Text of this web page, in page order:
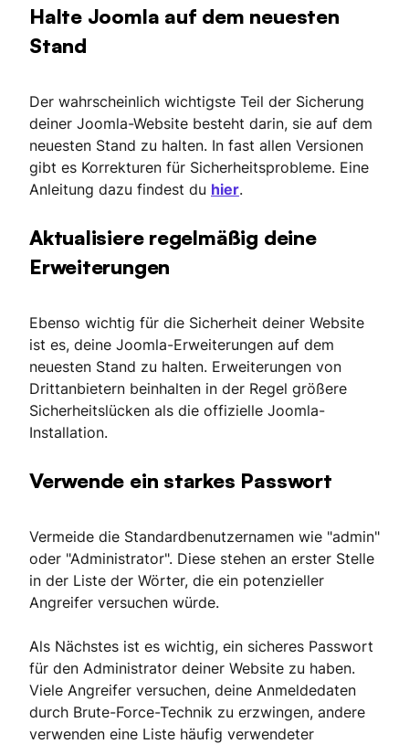
Halte Joomla auf dem neuesten
Stand
Der wahrscheinlich wichtigste Teil der Sicherung
deiner Joomla-Website besteht darin, sie auf dem
neuesten Stand zu halten. In fast allen Versionen
gibt es Korrekturen für Sicherheitsprobleme. Eine
Anleitung dazu findest du hier.
Aktualisiere regelmäßig deine
Erweiterungen
Ebenso wichtig für die Sicherheit deiner Website
ist es, deine Joomla-Erweiterungen auf dem
neuesten Stand zu halten. Erweiterungen von
Drittanbietern beinhalten in der Regel größere
Sicherheitslücken als die offizielle Joomla-
Installation.
Verwende ein starkes Passwort
Vermeide die Standardbenutzernamen wie "admin"
oder "Administrator". Diese stehen an erster Stelle
in der Liste der Wörter, die ein potenzieller
Angreifer versuchen würde.
Als Nächstes ist es wichtig, ein sicheres Passwort
für den Administrator deiner Website zu haben.
Viele Angreifer versuchen, deine Anmeldedaten
durch Brute-Force-Technik zu erzwingen, andere
verwenden eine Liste häufig verwendeter